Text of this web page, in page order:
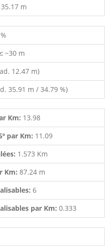
35.17 m
~30 m
12.47 m)
35.91 m / 34.79 %)
Km: 13.98
par Km: 11.09
1.573 Km
Km: 87.24 m
6
par Km: 0.333